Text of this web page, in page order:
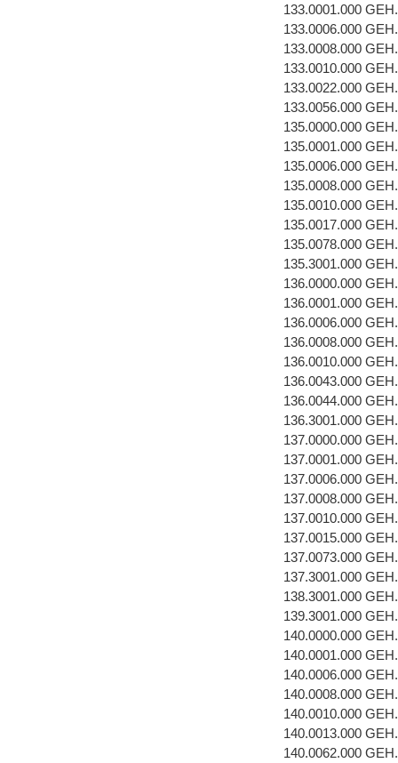
133.0001.000
133.0006.000
133.0008.000
133.0010.000
133.0022.000
133.0056.000
135.0000.000
135.0001.000
135.0006.000
135.0008.000
135.0010.000
135.0017.000
135.0078.000
135.3001.000
136.0000.000
136.0001.000
136.0006.000
136.0008.000
136.0010.000
136.0043.000
136.0044.000
136.3001.000
137.0000.000
137.0001.000
137.0006.000
137.0008.000
137.0010.000
137.0015.000
137.0073.000
137.3001.000
138.3001.000
139.3001.000
140.0000.000
140.0001.000
140.0006.000
140.0008.000
140.0010.000
140.0013.000
140.0062.000